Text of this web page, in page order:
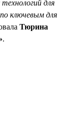
для
ключевым для
Тюрина
.